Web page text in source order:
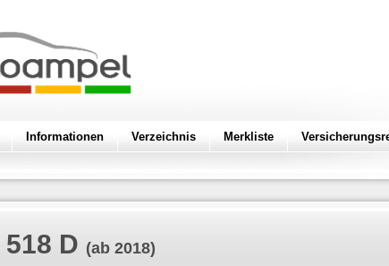
Informationen Verzeichnis Merkliste
518 D (ab 2018)